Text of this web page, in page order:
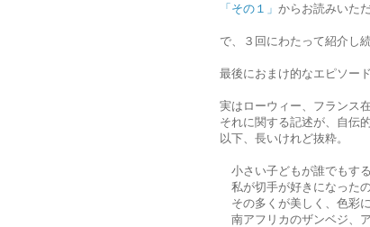
「その１」 からお読みいた
で、３回にわたって紹介し
最後におまけ的なエピソー
実はローウィー、フランス
それに関する記述が、自伝
以下、長いけれど抜粋。
小さい子どもが誰でもす
私が切手が好きになったの
その多くが美しく、色彩
南アフリカのザンベジ、